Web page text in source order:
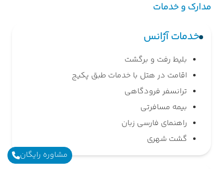
مدارک و خدمات
خدمات آژانس
بلیط رفت و برگشت
اقامت در هتل با خدمات طبق پکیج
ترانسفر فرودگاهی
بیمه مسافرتی
راهنمای فارسی زبان
گشت شهری
مشاوره رایگان